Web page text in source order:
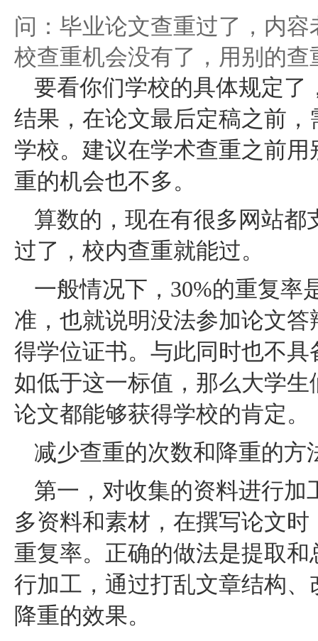
问：毕业论文查重过了，内
校查重机会没有了，用别的
要看你们学校的具体规定了
结果，在论文最后定稿之前
学校。建议在学术查重之前
重的机会也不多。
算数的，现在有很多网站
过了，校内查重就能过。
一般情况下，30%的重复率
准，也就说明没法参加论文
得学位证书。与此同时也不
如低于这一标值，那么大学
论文都能够获得学校的肯定。
减少查重的次数和降重的方
第一，对收集的资料进行
多资料和素材，在撰写论文
重复率。正确的做法是提取
行加工，通过打乱文章结构
降重的效果。